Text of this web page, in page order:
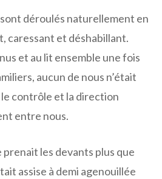
déroulés naturellement en
caressant et déshabillant.
et au lit ensemble une fois
aucun de nous n’était
contrôle et la direction
entre nous.
prenait les devants plus que
assise à demi agenouillée